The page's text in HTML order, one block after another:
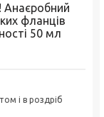
Анаєробний
фланців
50 мл
і в роздріб